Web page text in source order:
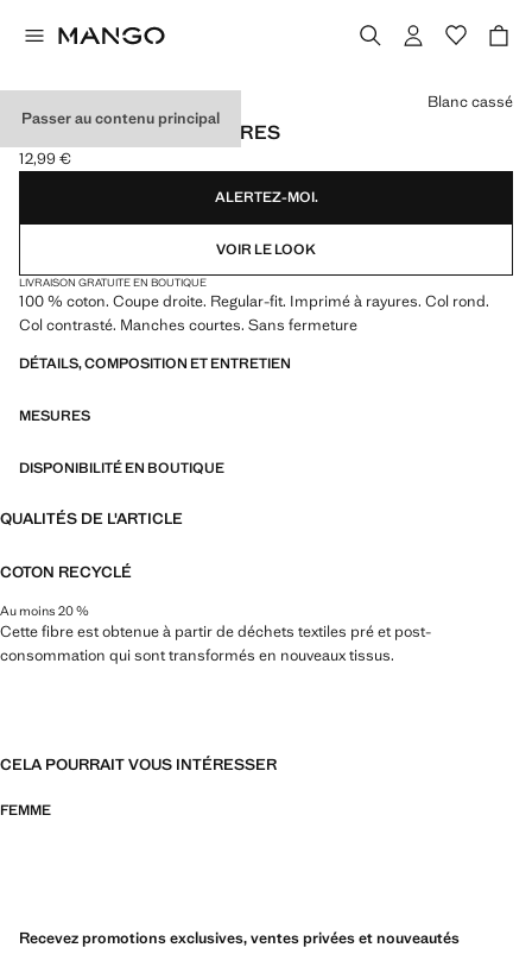
Passer au contenu principal
T-SHIRT COTON À RAYURES
Prix actuel [12,99 € ]
12,99 €
Choisissez une couleur
Blanc cassé
ALERTEZ-MOI.
VOIR LE LOOK
LIVRAISON GRATUITE EN BOUTIQUE
100 % coton. Coupe droite. Regular-fit. Imprimé à rayures. Col rond.
Col contrasté. Manches courtes. Sans fermeture
DÉTAILS, COMPOSITION ET ENTRETIEN
MESURES
DISPONIBILITÉ EN BOUTIQUE
QUALITÉS DE L'ARTICLE
COTON RECYCLÉ
Au moins 20 %
Cette fibre est obtenue à partir de déchets textiles pré et post-
consommation qui sont transformés en nouveaux tissus.
CELA POURRAIT VOUS INTÉRESSER
FEMME
Recevez promotions exclusives, ventes privées et nouveautés